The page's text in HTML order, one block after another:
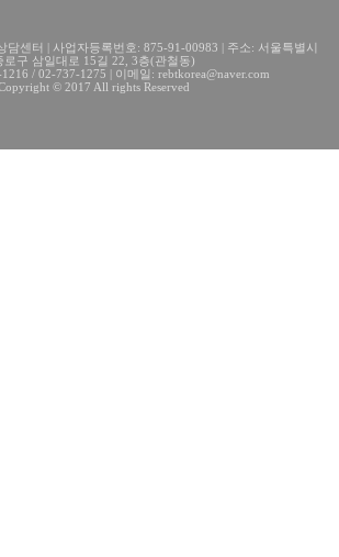
담센터 | 사업자등록번호: 875-91-00983 | 주소: 서울특별시
로구 삼일대로 15길 22, 3층(관철동)
/ 02-737-1275 | 이메일: rebtkorea@naver.com
© 2017 All rights Reserved